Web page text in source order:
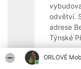
ORLOVÉ
odvětví.
adrese
Týnské
8.7